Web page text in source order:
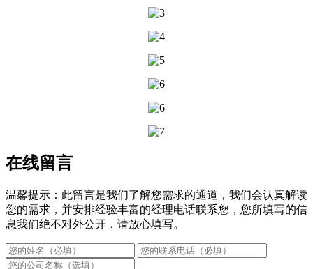
在线留言
温馨提示：此留言是我们了解您需求的通道，我们会认真解读
您的需求，并安排经验丰富的经理电话联系您，您所填写的信
息我们绝不对外公开，请放心填写。